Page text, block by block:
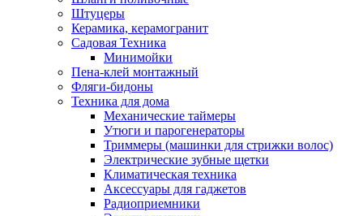
Штуцеры
Керамика, керамогранит
Садовая Техника
Минимойки
Пена-клей монтажный
Фляги-бидоны
Техника для дома
Механические таймеры
Утюги и парогенераторы
Триммеры (машинки для стрижки волос)
Электрические зубные щетки
Климатическая техника
Аксессуары для гаджетов
Радиоприемники